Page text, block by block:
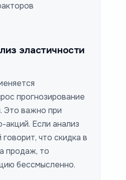
эластичности
прогнозирование
Это важно при
акций. Если анализ
что скидка в
продаж, то
бессмысленно.